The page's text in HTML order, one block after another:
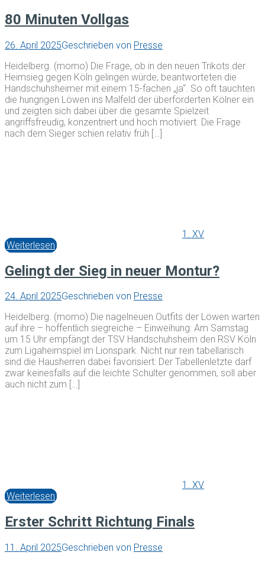
80 Minuten Vollgas
26. April 2025Geschrieben von Presse
Heidelberg. (momo) Die Frage, ob in den neuen Trikots der
Heimsieg gegen Köln gelingen würde, beantworteten die
Handschuhsheimer mit einem 15-fachen „ja“. So oft tauchten
die hungrigen Löwen ins Malfeld der überforderten Kölner ein
und zeigten sich dabei über die gesamte Spielzeit
angriffsfreudig, konzentriert und hoch motiviert. Die Frage
nach dem Sieger schien relativ früh […]
1. XV
Weiterlesen
Gelingt der Sieg in neuer Montur?
24. April 2025Geschrieben von Presse
Heidelberg. (momo) Die nagelneuen Outfits der Löwen warten
auf ihre – hoffentlich siegreiche – Einweihung: Am Samstag
um 15 Uhr empfängt der TSV Handschuhsheim den RSV Köln
zum Ligaheimspiel im Lionspark. Nicht nur rein tabellarisch
sind die Hausherren dabei favorisiert: Der Tabellenletzte darf
zwar keinesfalls auf die leichte Schulter genommen, soll aber
auch nicht zum […]
1. XV
Weiterlesen
Erster Schritt Richtung Finals
11. April 2025Geschrieben von Presse